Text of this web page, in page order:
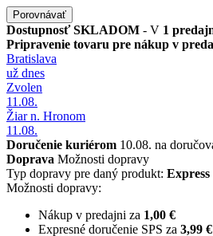
Porovnávať
DostupnosťSKLADOM - V 1
Pripravenie tovaru pre nákup v
Bratislava
už dnes
Zvolen
11.08.
Žiar n. Hronom
11.08.
Doručenie kuriérom 10.08. na
Doprava Možnosti dopravy
Typ dopravy pre daný produkt:
Možnosti dopravy:
Nákup v predajni za 1,00 €
Expresné doručenie SPS za 3,99 €